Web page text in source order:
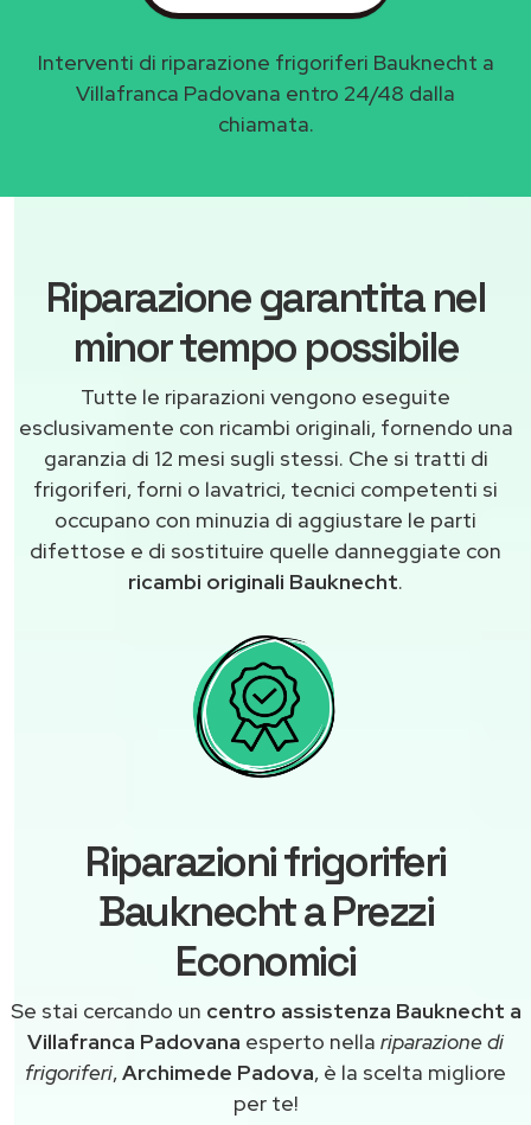
Interventi di riparazione frigoriferi Bauknecht a
Villafranca Padovana entro 24/48 dalla
chiamata.
Riparazione garantita nel
minor tempo possibile
Tutte le riparazioni vengono eseguite
esclusivamente con ricambi originali, fornendo una
garanzia di 12 mesi sugli stessi. Che si tratti di
frigoriferi, forni o lavatrici, tecnici competenti si
occupano con minuzia di aggiustare le parti
difettose e di sostituire quelle danneggiate con
ricambi originali Bauknecht.
Riparazioni frigoriferi
Bauknecht a Prezzi
Economici
Se stai cercando un centro assistenza Bauknecht a
Villafranca Padovana esperto nella riparazione di
frigoriferi,Archimede Padova, è la scelta migliore
per te!